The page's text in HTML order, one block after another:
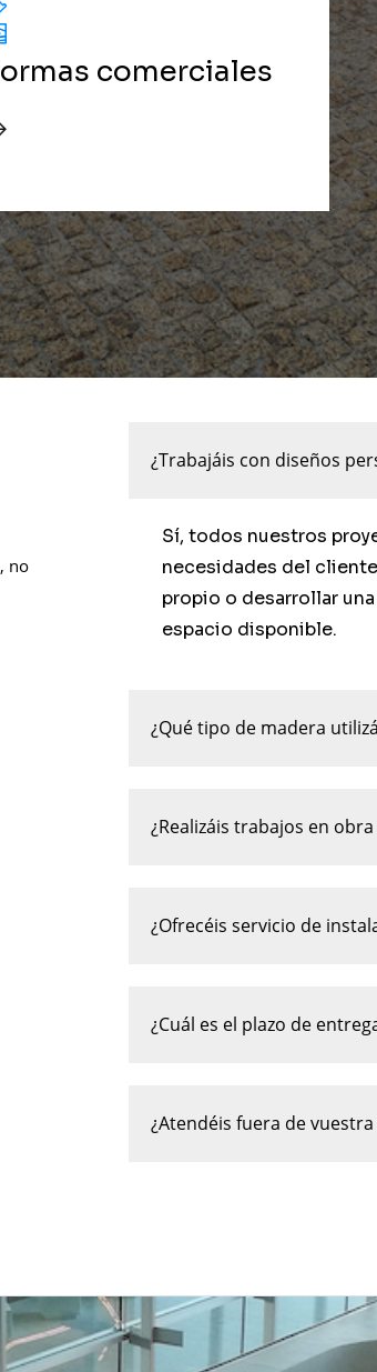
comerciales
no
¿Trabajáis con diseños
Sí, todos nuestros
necesidades del
propio o desarrollar
espacio disponible.
¿Qué tipo de madera
¿Realizáis trabajos en
¿Ofrecéis servicio de
¿Cuál es el plazo de
¿Atendéis fuera de